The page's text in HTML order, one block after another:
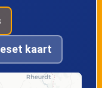
kaart